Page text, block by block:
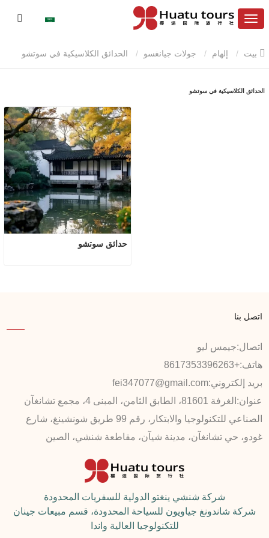
إلهام جولات جيانغسو
الحدائق الكلاسيكية في سوتشو
حدائق سوتشو
اتصل بنا
اتصال:جيمس ليو
هاتف:+8617353396263
بريد إلكتروني:fei347077@gmail.com
عنوان:
الغرفة 81601، الطابق الثامن، المبنى 4، مجمع تشانغآن
الصناعي للتكنولوجيا والابتكار، رقم 99 طريق شونشينغ، شارع
غودو، حي تشانغآن، مدينة شيآن، مقاطعة شنشي، الصين
شركة شنشي ينغتو الدولية للسفريات المحدودة
شركة شاندونغ جياويون للسياحة المحدودة، قسم مبيعات جينان
للتكنولوجيا العالية واندا